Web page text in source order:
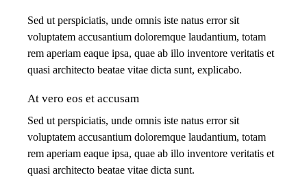
Sed ut perspiciatis, unde omnis iste natus error sit
voluptatem accusantium doloremque laudantium, totam
rem aperiam eaque ipsa, quae ab illo inventore veritatis et
quasi architecto beatae vitae dicta sunt, explicabo.
At vero eos et accusam
Sed ut perspiciatis, unde omnis iste natus error sit
voluptatem accusantium doloremque laudantium, totam
rem aperiam eaque ipsa, quae ab illo inventore veritatis et
quasi architecto beatae vitae dicta sunt.